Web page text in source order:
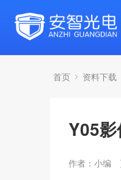
首页 资料下载
Y05
作者：小编